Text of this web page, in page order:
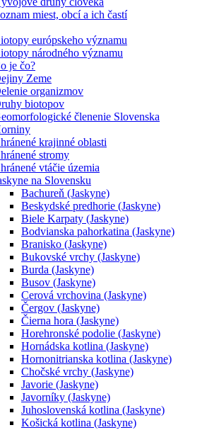
miest, obcí a ich častí
európskeho významu
národného významu
je čo?
Zeme
organizmov
biotopov
členenie Slovenska
krajinné oblasti
stromy
vtáčie územia
na Slovensku
Bachureň (Jaskyne)
Beskydské predhorie (Jaskyne)
Biele Karpaty (Jaskyne)
Bodvianska pahorkatina (Jaskyne)
Branisko (Jaskyne)
Bukovské vrchy (Jaskyne)
Burda (Jaskyne)
Busov (Jaskyne)
Cerová vrchovina (Jaskyne)
Čergov (Jaskyne)
Čierna hora (Jaskyne)
Horehronské podolie (Jaskyne)
Hornádska kotlina (Jaskyne)
Hornonitrianska kotlina (Jaskyne)
Chočské vrchy (Jaskyne)
Javorie (Jaskyne)
Javorníky (Jaskyne)
Juhoslovenská kotlina (Jaskyne)
Košická kotlina (Jaskyne)